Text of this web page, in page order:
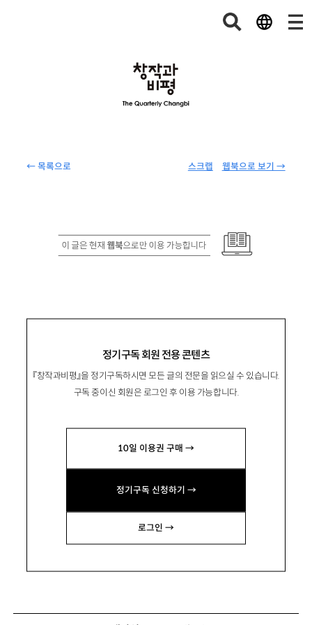
← 목록으로 웹북으로 보기 →
스크랩
정기구독 회원 전용 콘텐츠
『창작과비평』을 정기구독하시면 모든 글의 전문을 읽으실 수 있습니다.
구독 중이신 회원은 로그인 후 이용 가능합니다.
10일 이용권 구매 →
정기구독 신청하기 →
로그인 →